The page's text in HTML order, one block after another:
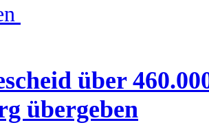
über
übergeben